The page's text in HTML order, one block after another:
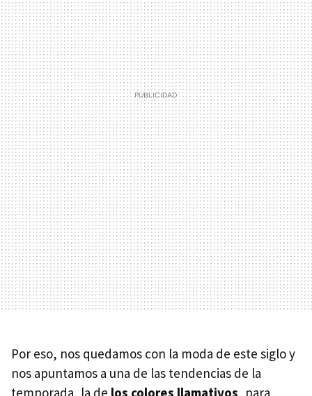
Por eso, nos quedamos con la moda de este siglo y
nos apuntamos a una de las tendencias de la
temporada, la de los colores llamativos , para